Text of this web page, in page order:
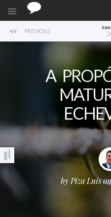
PREVIOUS
A
by Piza Luison